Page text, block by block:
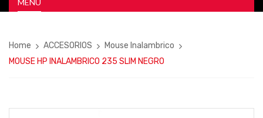
MENU
Home ACCESORIOS
Mouse Inalambrico
MOUSE HP INALAMBRICO 235 SLIM NEGRO